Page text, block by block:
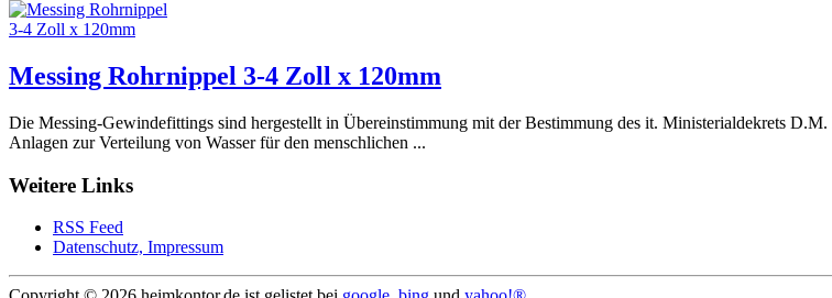
Messing Rohrnippel 3-4 Zoll x 120mm
Die Messing-Gewindefittings sind hergestellt in Übereinstimmung mit der Bestimmung des it. Ministerialdekrets
Anlagen zur Verteilung von Wasser für den menschlichen ...
Weitere Links
RSS Feed
Datenschutz, Impressum